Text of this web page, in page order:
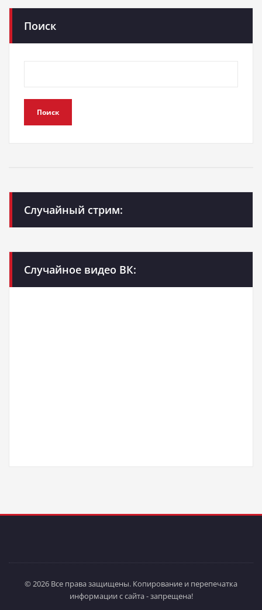
Поиск
Поиск
Случайный стрим:
Случайное видео ВК:
© 2026 Все права защищены. Копирование и перепечатка
информации с сайта - запрещена!